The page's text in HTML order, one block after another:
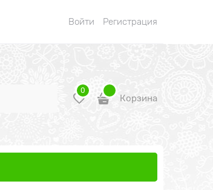
Войти Регистрация
0
Корзина